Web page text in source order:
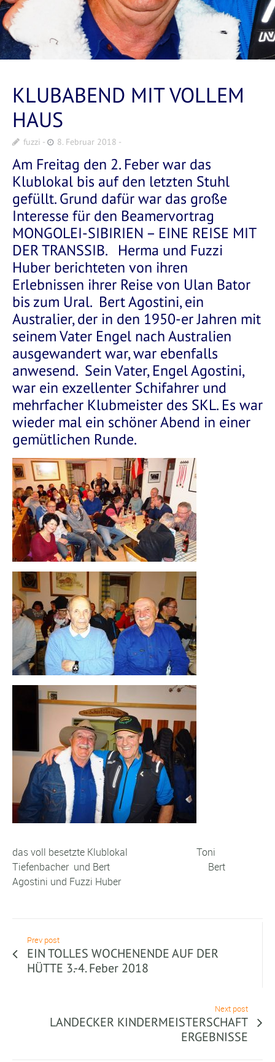
KLUBABEND MIT VOLLEM
HAUS
fuzzi 8. Februar 2018
Am Freitag den 2. Feber war das
Klublokal bis auf den letzten Stuhl
gefüllt. Grund dafür war das große
Interesse für den Beamervortrag
MONGOLEI-SIBIRIEN – EINE REISE MIT
DER TRANSSIB. Herma und Fuzzi
Huber berichteten von ihren
Erlebnissen ihrer Reise von Ulan Bator
bis zum Ural. Bert Agostini, ein
Australier, der in den 1950-er Jahren mit
seinem Vater Engel nach Australien
ausgewandert war, war ebenfalls
anwesend. Sein Vater, Engel Agostini,
war ein exzellenter Schifahrer und
mehrfacher Klubmeister des SKL. Es war
wieder mal ein schöner Abend in einer
gemütlichen Runde.
das voll besetzte Klublokal Toni
Tiefenbacher und Bert Bert
Agostini und Fuzzi Huber
Prev post
EIN TOLLES WOCHENENDE AUF DER
HÜTTE 3.-4. Feber 2018
Next post
LANDECKER KINDERMEISTERSCHAFT
ERGEBNISSE